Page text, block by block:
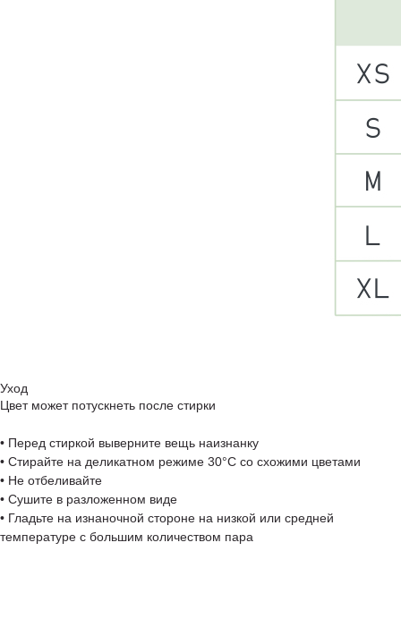
Уход
Цвет может потускнеть после стирки
• Перед стиркой выверните вещь наизнанку
• Стирайте на деликатном режиме 30°C со схожими цветами
• Не отбеливайте
• Сушите в разложенном виде
• Гладьте на изнаночной стороне на низкой или средней
температуре с большим количеством пара